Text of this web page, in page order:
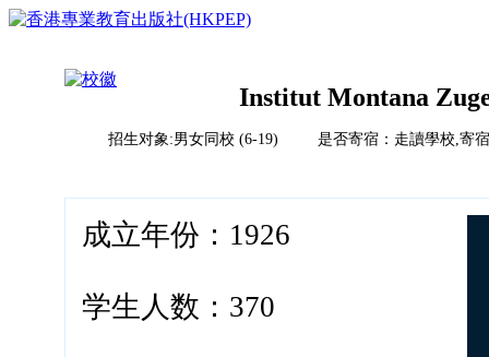
教育竞争力评比体系说明
校风评比体系说明
国际学校
中国
欧洲
北美
2023HKPEP全球最具教育竞争力国际学校100强
Institut Montana
招生对象:男女同校 (6-19) 是否寄宿：走讀學校,寄
成立年份：1926
学生人数：370